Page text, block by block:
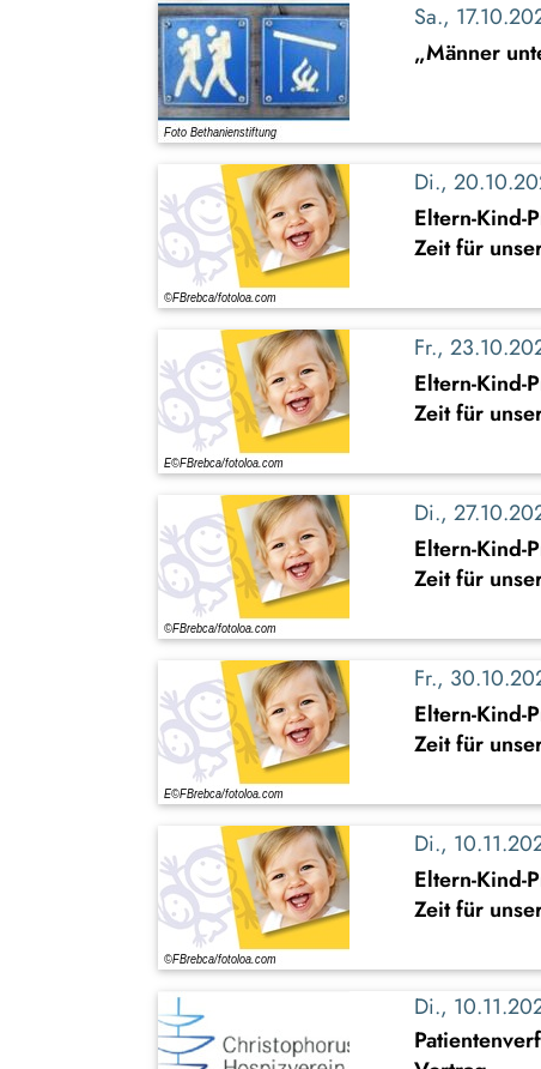
Sa.,
„Männer
Di.,
Eltern-Kind-
Zeit für
Fr.,
Eltern-Kind-
Zeit für
Di.,
Eltern-Kind-
Zeit für
Fr.,
Eltern-Kind-
Zeit für
Di.,
Eltern-Kind-
Zeit für
Di.,